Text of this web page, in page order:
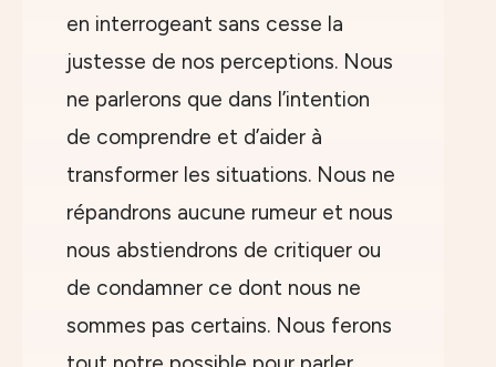
en interrogeant sans cesse la
justesse de nos perceptions. Nous
ne parlerons que dans l’intention
de comprendre et d’aider à
transformer les situations. Nous ne
répandrons aucune rumeur et nous
nous abstiendrons de critiquer ou
de condamner ce dont nous ne
sommes pas certains. Nous ferons